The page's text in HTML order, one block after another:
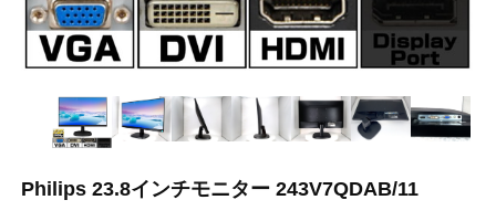
Philips 23.8インチモニター 243V7QDAB/11